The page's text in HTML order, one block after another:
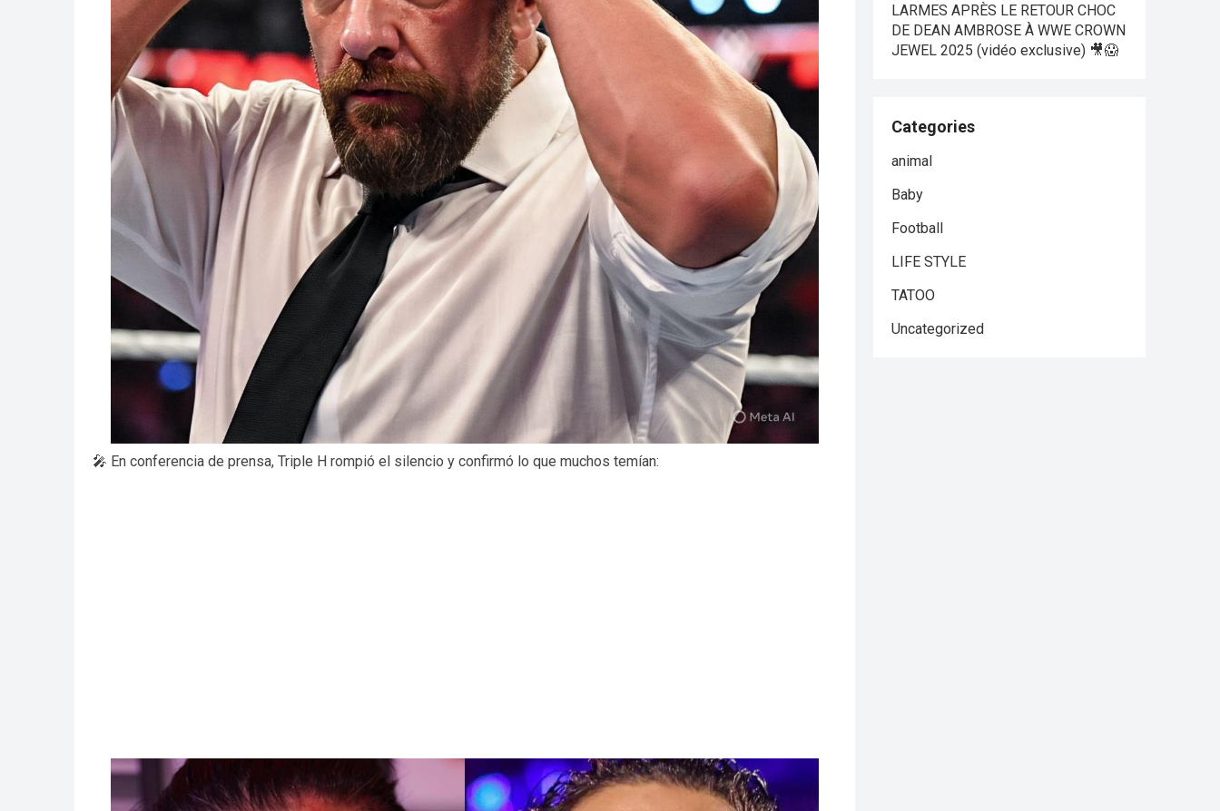
🎤 En conferencia de prensa, Triple H rompió el silencio y confirmó lo que muchos temían:
LARMES APRÈS LE RETOUR CHOC
DE DEAN AMBROSE À WWE CROWN
JEWEL 2025 (vidéo exclusive) 🎥😱
Categories
animal
Baby
Football
LIFE STYLE
TATOO
Uncategorized